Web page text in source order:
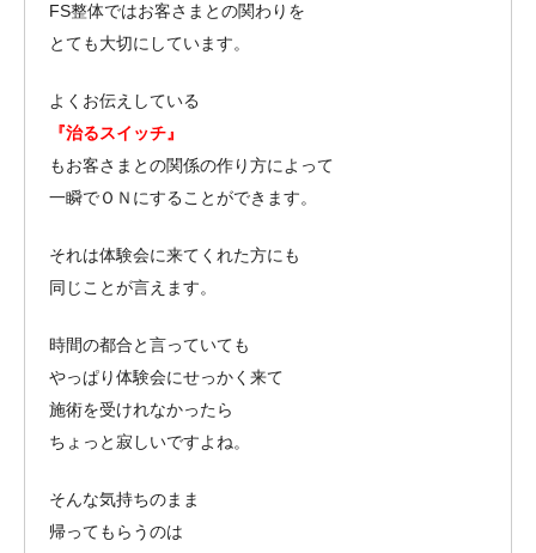
FS整体ではお客さまとの関わりを
とても大切にしています。
よくお伝えしている
『治るスイッチ』
もお客さまとの関係の作り方によって
一瞬でＯＮにすることができます。
それは体験会に来てくれた方にも
同じことが言えます。
時間の都合と言っていても
やっぱり体験会にせっかく来て
施術を受けれなかったら
ちょっと寂しいですよね。
そんな気持ちのまま
帰ってもらうのは